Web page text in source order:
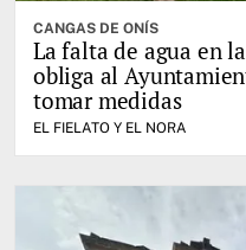
CANGAS DE ONÍS
La falta de agua en
obliga al
tomar medidas
EL FIELATO Y EL NORA